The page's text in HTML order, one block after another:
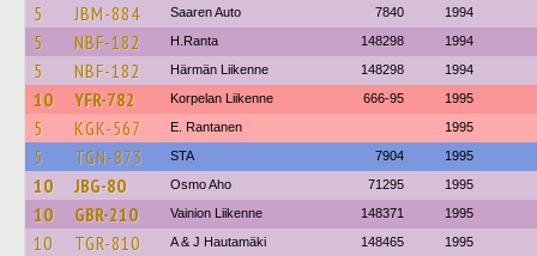
5 JBM-884 Saaren Auto 7840 1994
5 NBF-182 H.Ranta 148298 1994
5 NBF-182 Härmän Liikenne 148298 1994
10 YFR-782 Korpelan Liikenne 666-95 1995
5 KGK-567 E. Rantanen 1995
5 TGN-873 STA 7904 1995
10 JBG-80 Osmo Aho 71295 1995
10 GBR-210 Vainion Liikenne 148371 1995
10 TGR-810 A & J Hautamäki 148465 1995